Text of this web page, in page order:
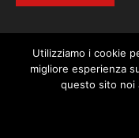
Pubblicità Collabora
© 2023 Corriere di Malta /
This website uses
Utilizziamo i cookie
migliore esperienza
questo sito noi